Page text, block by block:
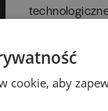
Redakcja
cookie, aby